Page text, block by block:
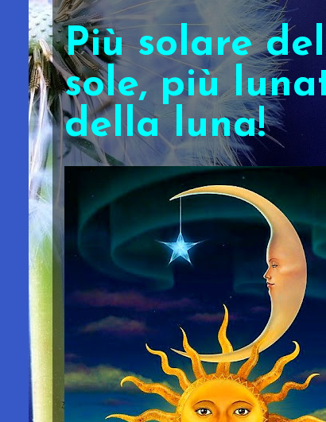
Più solare del
sole, più
della luna!